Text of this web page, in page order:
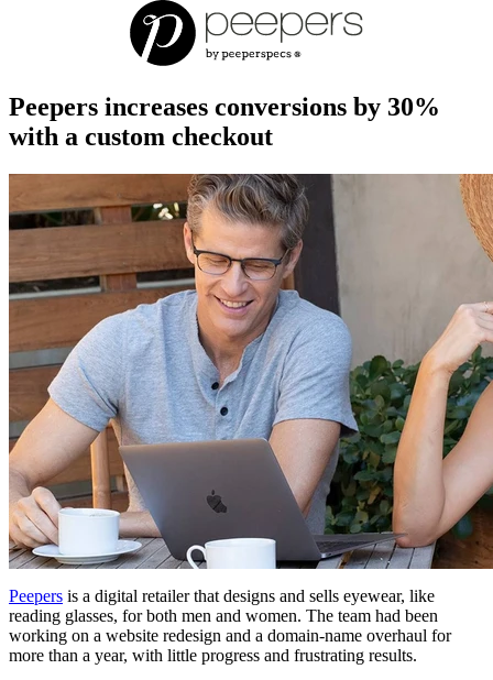
Peepers increases conversions by 30%
with a custom checkout
Peepers is a digital retailer that designs and sells eyewear, like
reading glasses, for both men and women. The team had been
working on a website redesign and a domain-name overhaul for
more than a year, with little progress and frustrating results.